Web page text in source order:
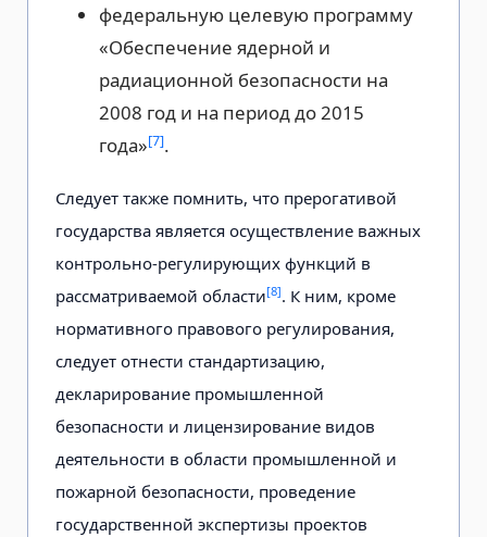
федеральную целевую программу
«Обеспечение ядерной и
радиационной безопасности на
2008 год и на период до 2015
года»[7].
Следует также помнить, что прерогативой
государства является осуществление важных
контрольно-регулирующих функций в
рассматриваемой области[8]. К ним, кроме
нормативного правового регулирования,
следует отнести стандартизацию,
декларирование промышленной
безопасности и лицензирование видов
деятельности в области промышленной и
пожарной безопасности, проведение
государственной экспертизы проектов